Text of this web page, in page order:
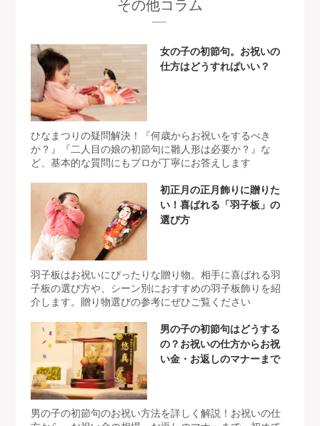
その他コラム
女の子の初節句。お祝いの
仕方はどうすればいい？
ひなまつりの疑問解決！『何歳からお祝いをするべき
か？』『二人目の娘の初節句に雛人形は必要か？』な
ど、基本的な質問にもプロが丁寧にお答えします
初正月の正月飾りに贈りた
い！喜ばれる「羽子板」の
選び方
羽子板はお祝いにぴったりな贈り物。相手に喜ばれる羽
子板の選び方や、シーン別におすすめの羽子板飾りを紹
介します。贈り物選びの参考にぜひご覧ください
男の子の初節句はどうする
の？お祝いの仕方からお祝
い金・お返しのマナーまで
男の子の初節句のお祝い方法を詳しく解説！お祝いの仕